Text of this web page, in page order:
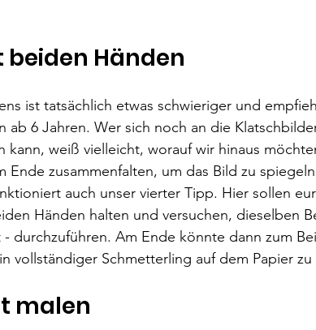
beiden Händen
ist tatsächlich etwas schwieriger und
ab 6 Jahren. Wer sich noch an die
kann, weiß vielleicht, worauf wir hinaus
Ende zusammenfalten, um das Bild zu
auch unser vierter Tipp. Hier sollen
Händen halten und versuchen, dieselben
durchzuführen. Am Ende könnte dann zum
vollständiger Schmetterling auf dem Papier zu
malen